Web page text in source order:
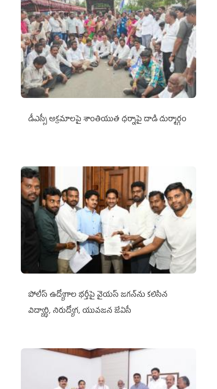
డీఎస్సీ అక్రమాలపై శాంతియుత ధర్నాపై దాడి దుర్మార్గం
పోలీస్ ఉద్యోగాల భర్తీపై వైయస్ జగన్‌ను కలిసిన
విద్యార్థి, నిరుద్యోగ, యువజన జేఏసీ